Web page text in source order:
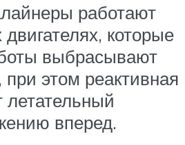
работают
которые
выбрасывают
при этом реактивная
летательный
вперед.